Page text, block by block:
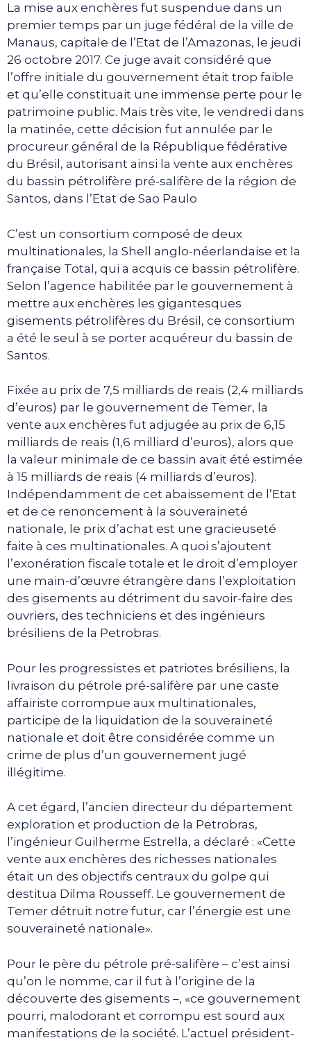
La mise aux enchères fut suspendue dans un
premier temps par un juge fédéral de la ville de
Manaus, capitale de l’Etat de l’Amazonas, le jeudi
26 octobre 2017. Ce juge avait considéré que
l’offre initiale du gouvernement était trop faible
et qu’elle constituait une immense perte pour le
patrimoine public. Mais très vite, le vendredi dans
la matinée, cette décision fut annulée par le
procureur général de la République fédérative
du Brésil, autorisant ainsi la vente aux enchères
du bassin pétrolifère pré-salifère de la région de
Santos, dans l’Etat de Sao Paulo
C’est un consortium composé de deux
multinationales, la Shell anglo-néerlandaise et la
française Total, qui a acquis ce bassin pétrolifère.
Selon l’agence habilitée par le gouvernement à
mettre aux enchères les gigantesques
gisements pétrolifères du Brésil, ce consortium
a été le seul à se porter acquéreur du bassin de
Santos.
Fixée au prix de 7,5 milliards de reais (2,4 milliards
d’euros) par le gouvernement de Temer, la
vente aux enchères fut adjugée au prix de 6,15
milliards de reais (1,6 milliard d’euros), alors que
la valeur minimale de ce bassin avait été estimée
à 15 milliards de reais (4 milliards d’euros).
Indépendamment de cet abaissement de l’Etat
et de ce renoncement à la souveraineté
nationale, le prix d’achat est une gracieuseté
faite à ces multinationales. A quoi s’ajoutent
l’exonération fiscale totale et le droit d’employer
une main-d’œuvre étrangère dans l’exploitation
des gisements au détriment du savoir-faire des
ouvriers, des techniciens et des ingénieurs
brésiliens de la Petrobras.
Pour les progressistes et patriotes brésiliens, la
livraison du pétrole pré-salifère par une caste
affairiste corrompue aux multinationales,
participe de la liquidation de la souveraineté
nationale et doit être considérée comme un
crime de plus d’un gouvernement jugé
illégitime.
A cet égard, l’ancien directeur du département
exploration et production de la Petrobras,
l’ingénieur Guilherme Estrella, a déclaré : «Cette
vente aux enchères des richesses nationales
était un des objectifs centraux du golpe qui
destitua Dilma Rousseff. Le gouvernement de
Temer détruit notre futur, car l’énergie est une
souveraineté nationale».
Pour le père du pétrole pré-salifère – c’est ainsi
qu’on le nomme, car il fut à l’origine de la
découverte des gisements –, «ce gouvernement
pourri, malodorant et corrompu est sourd aux
manifestations de la société. L’actuel président-